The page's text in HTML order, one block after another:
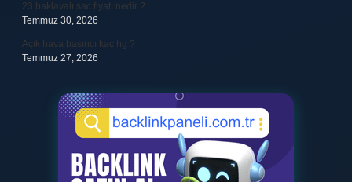
23 baklavalı sac fiyatı nedir ?
Temmuz 30, 2026
Açık hava basıncı kaç hg ?
Temmuz 27, 2026